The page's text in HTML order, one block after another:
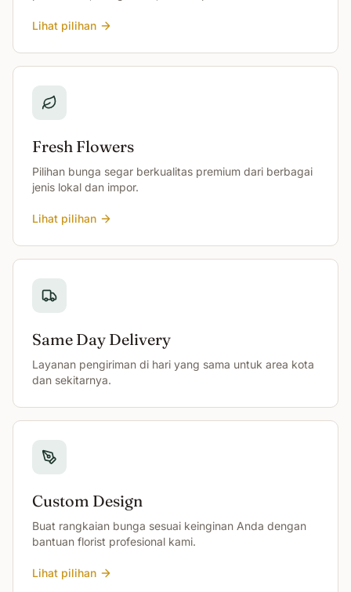
Lihat pilihan
Fresh Flowers
Pilihan bunga segar berkualitas premium dari berbagai
jenis lokal dan impor.
Lihat pilihan
Same Day Delivery
Layanan pengiriman di hari yang sama untuk area kota
dan sekitarnya.
Custom Design
Buat rangkaian bunga sesuai keinginan Anda dengan
bantuan florist profesional kami.
Lihat pilihan